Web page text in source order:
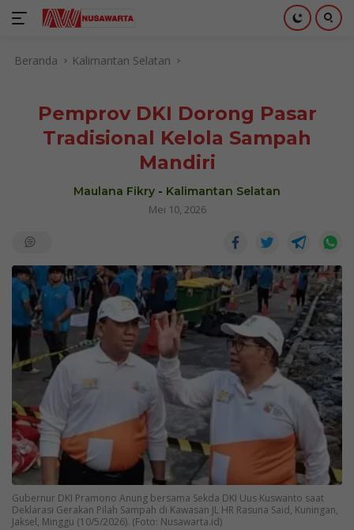
Beranda Kalimantan Selatan
Pemprov DKI Dorong Pasar
Tradisional Kelola Sampah
Mandiri
Maulana Fikry - Kalimantan Selatan
Mei 10, 2026
Gubernur DKI Pramono Anung bersama Sekda DKI Uus Kuswanto saat
Deklarasi Gerakan Pilah Sampah di Kawasan JL HR Rasuna Said, Kuningan,
Jaksel, Minggu (10/5/2026). (Foto: Nusawarta.id)